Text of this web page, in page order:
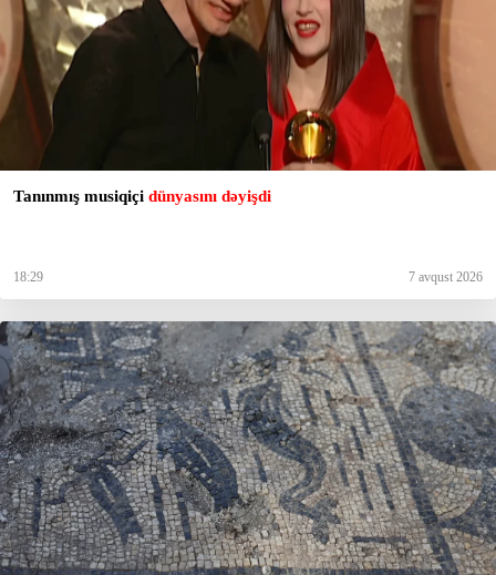
Tanınmış musiqiçi dünyasını dəyişdi
18:29 7 avqust 2026